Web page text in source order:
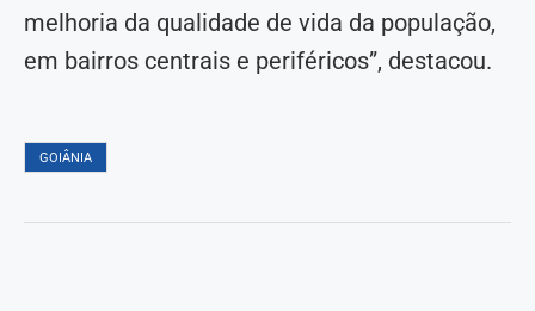
melhoria da qualidade de vida da população,
em bairros centrais e periféricos”, destacou.
GOIÂNIA